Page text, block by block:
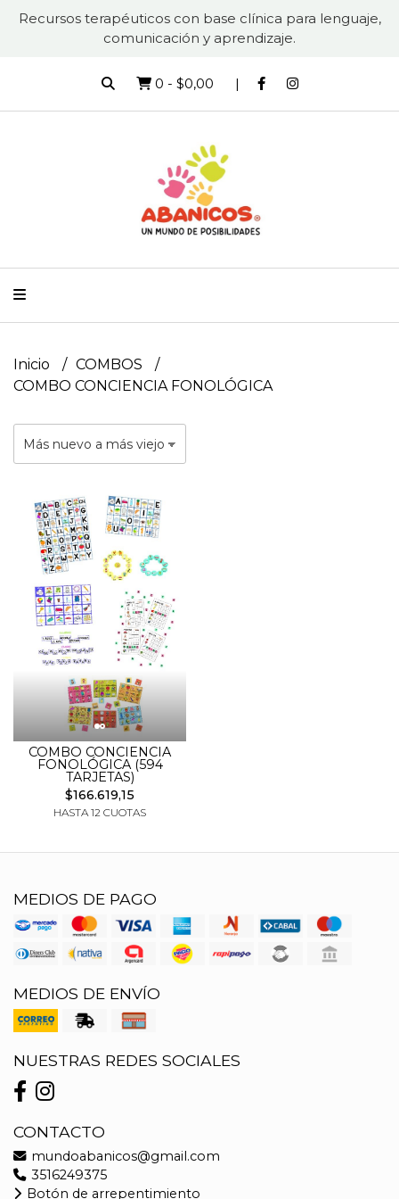
Recursos terapéuticos con base clínica para lenguaje,
comunicación y aprendizaje.
0 - $0,00
Inicio
COMBOS
COMBO CONCIENCIA FONOLÓGICA
COMBO CONCIENCIA
FONOLÓGICA (594
TARJETAS)
$166.619,15
HASTA 12 CUOTAS
MEDIOS DE PAGO
MEDIOS DE ENVÍO
NUESTRAS REDES SOCIALES
CONTACTO
mundoabanicos@gmail.com
3516249375
Botón de arrepentimiento